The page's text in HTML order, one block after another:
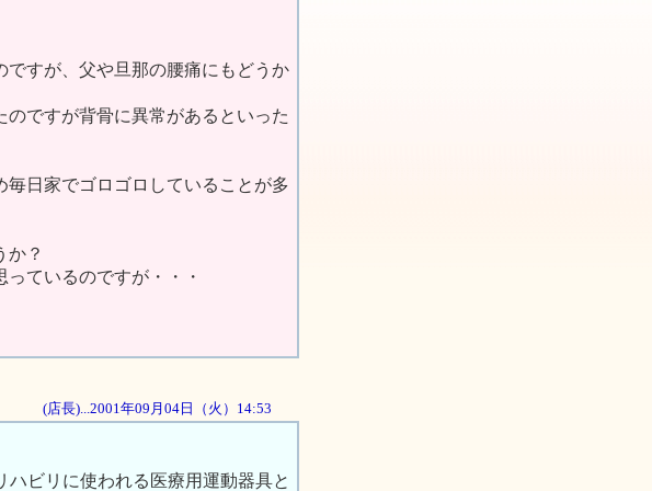
すが、父や旦那の腰痛にもどうか
ですが背骨に異常があるといった
日家でゴロゴロしていることが多
か？
ているのですが・・・
(店長)...2001年09月04日（火）14:53
ハビリに使われる医療用運動器具と